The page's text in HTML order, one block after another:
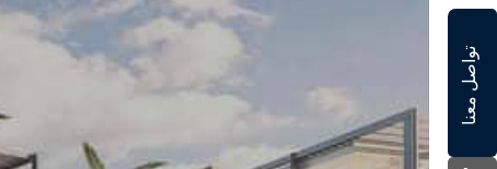
تواصل معنا